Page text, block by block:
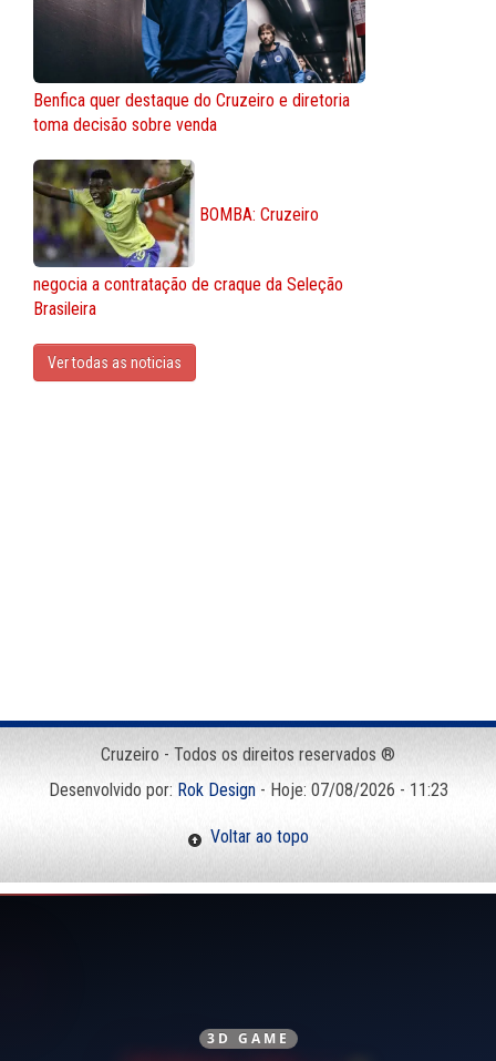
Benfica quer destaque do Cruzeiro e diretoria
toma decisão sobre venda
BOMBA: Cruzeiro
negocia a contratação de craque da Seleção
Brasileira
Ver todas as noticias
Cruzeiro - Todos os direitos reservados ®
Desenvolvido por: Rok Design- Hoje: 07/08/2026 - 11:23
Voltar ao topo
3D GAME